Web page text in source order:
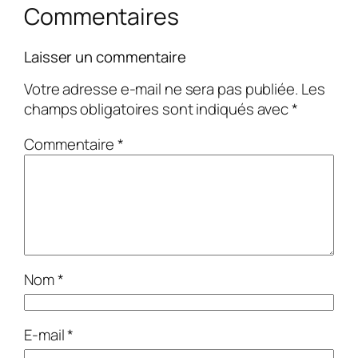
Commentaires
Laisser un commentaire
Votre adresse e-mail ne sera pas publiée. Les
champs obligatoires sont indiqués avec*
Commentaire*
Nom*
E-mail*